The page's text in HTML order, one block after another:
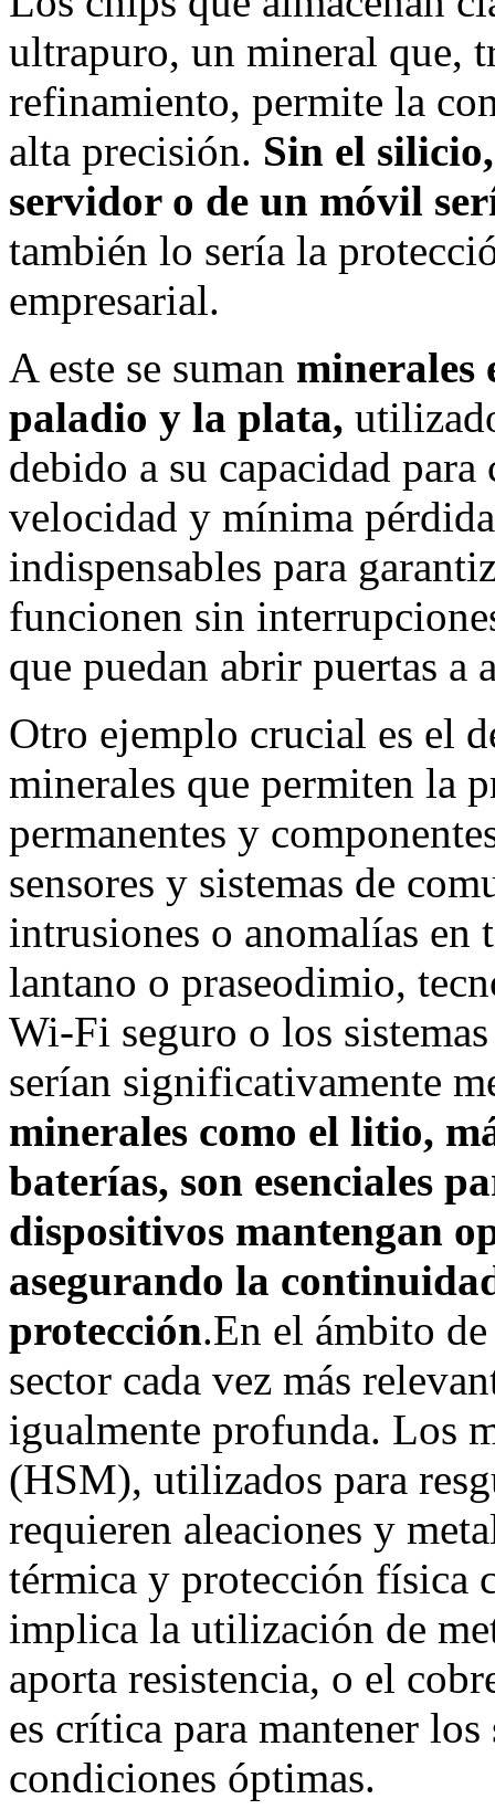
ultrapuro, un mineral que,
refinamiento, permite la
alta precisión. Sin el
servidor o de un móvil
también lo sería la
empresarial.
A este se suman minerales
paladio y la plata,
debido a su capacidad
velocidad y mínima
indispensables para
funcionen sin
que puedan abrir puertas a
Otro ejemplo crucial es el
minerales que permiten la
permanentes y
sensores y sistemas de
intrusiones o anomalías
lantano o praseodimio,
Wi-Fi seguro o los
serían significativamente
minerales como el litio,
baterías, son esenciales
dispositivos mantengan
asegurando la
protección.En el ámbito
sector cada vez más
igualmente profunda. Los
(HSM), utilizados para
requieren aleaciones y
térmica y protección física
implica la utilización de
aporta resistencia, o el
es crítica para mantener
condiciones óptimas.